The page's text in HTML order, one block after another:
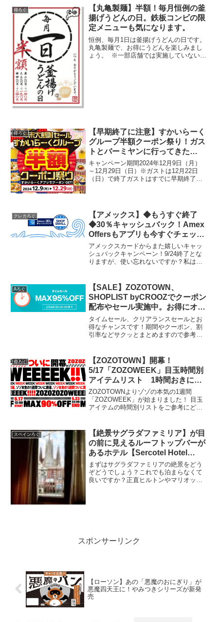
得ろぐ
【丸亀製麺】半額！毎月恒例の釜
揚げうどんの日。鉄板コンビの限
定メニューも気になります。
恒例、毎月1日は釜揚げうどんの日です。
丸亀製麺で、お得にうどんを楽しみまし
ょう。 ※一部店舗では実施していないよ
得ろぐ
【早期終了に注意】すかいらーく
グループ半額クーポン祭り！ガス
トとバーミヤンに行ってきた
【2024年12月】
キャンペーン期間2024年12月9日（月）
～12月29日（日）※ガストは12月22日
（日）で終了ガストはすでに早期終了予
対象メニュー...
クレカろぐ
【アメックス】◆もうすぐ終了
◆30％キャッシュバック！Amex
Offersもアプリも今すぐチェッ
ク！
アメックスカードからまた嬉しいキャッ
シュバックキャンペーン！9/24終了とな
りますが、使い忘れないですか？私は一
生活ですし、行動圏内に利用するお店が
そんなに無いのでど...
Aろぐ
【SALE】ZOZOTOWN、
SHOPLIST byCROOZでクーポン
配布やセール実施中。お得にオシ
ャレしましょう！
タイムセール、クリアランスセールとお
得なチャンスです！期間やクーポン、割
引率などサクッとまとめますので参考に
得ろぐ
【ZOZOTOWN】開幕！
5/17「ZOZOWEEK」目玉時間別
アイテムリスト 1時間おきにシ
ョップが変わります☆
ZOZOTOWNよりゾゾの本気の1週間
「ZOZOWEEK」が始まりました！ 目玉
アイテムの時間別リストをご参考にどう
随時更新していきます～※本日、明日
(17.18...
スペインろぐ
【絶景サグラダファミリア】が目
の前に見えるルーフトップバーが
あるホテル【Sercotel Hotel
Rosellon バルセロナ 海外ホテル
滞在記】
まずはサグラダファミリアの絶景をどう
ぞどうでしょう？これでも泊まらなくて
良いですか？正直ヒルトンやマリオット
スポンサーリンク
【ローソン】あの「悪魔のおにぎり」が
悪魔四天王に！やみつきシリーズが新発
売